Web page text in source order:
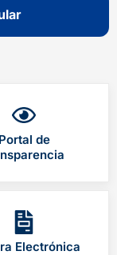
Portal de
Electrónica